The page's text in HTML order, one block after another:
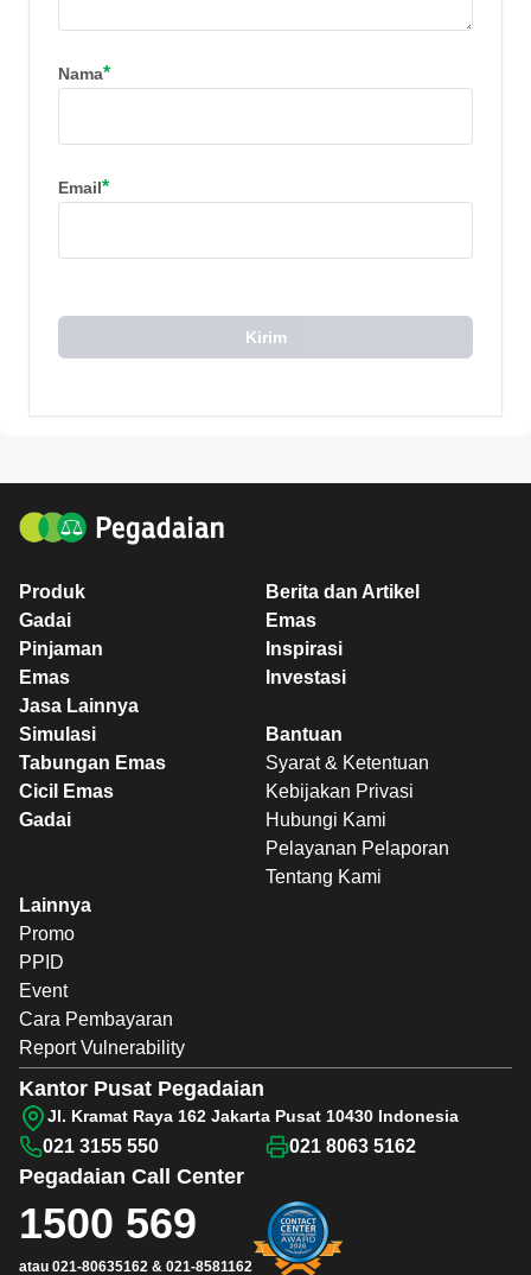
Nama*
Email*
Kirim
Produk
Gadai
Pinjaman
Emas
Jasa Lainnya
Berita dan Artikel
Emas
Inspirasi
Investasi
Simulasi
Tabungan Emas
Cicil Emas
Gadai
Bantuan
Syarat & Ketentuan
Kebijakan Privasi
Hubungi Kami
Pelayanan Pelaporan
Tentang Kami
Lainnya
Promo
PPID
Event
Cara Pembayaran
Report Vulnerability
Pegadaian Call Center
1500 569
atau 021-80635162 & 021-8581162
Kantor Pusat Pegadaian
Jl. Kramat Raya 162 Jakarta Pusat 10430 Indonesia
021 3155 550 021 8063 5162